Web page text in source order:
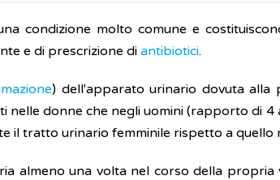
condizione molto comune e
e di prescrizione di antibiotici.
) dell'apparato urinario dovuta alla
nelle donne che negli uomini (rapporto di 4
il tratto urinario femminile rispetto a quello
almeno una volta nel corso della propria